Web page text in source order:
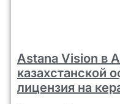
Astana Vision в
казахстанской
лицензия на